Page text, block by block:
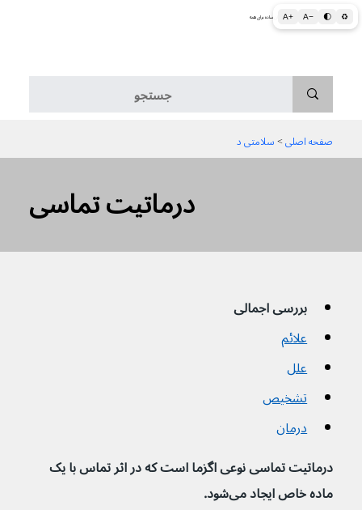
A+ A− 🌓 ♻ اطلاعات پزشکی و بهداشتی به زبان ساده برای همه
صفحه اصلی > سلامتی د
درماتیت تماسی
بررسی اجمالی
علائم
علل
تشخیص
درمان
درماتیت تماسی نوعی اگزما است که در اثر تماس با یک
ماده خاص ایجاد می‌شود.